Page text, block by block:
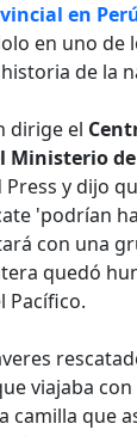
en
en uno de
de la
dirige el
Ministerio
Press y dijo
'podrían
con una
quedó
Pacífico.
viajaba
camilla que